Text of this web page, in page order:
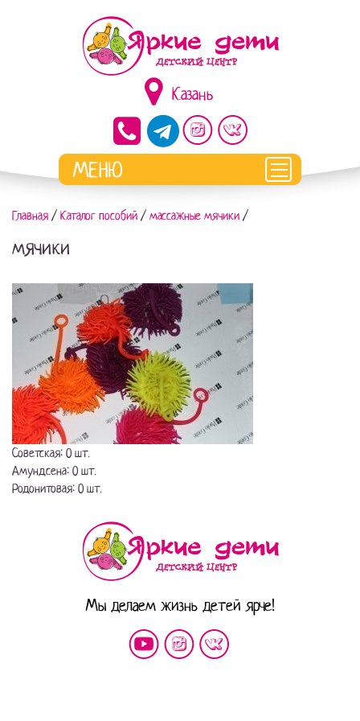
Казань
Главная / Каталог пособий / массажные мячики /
мячики
Советская: 0 шт.
Амундсена: 0 шт.
Родонитовая: 0 шт.
Мы делаем жизнь детей ярче!